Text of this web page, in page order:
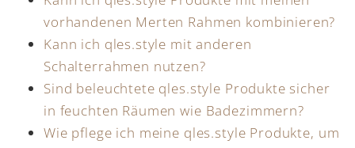
vorhandenen Merten Rahmen kombinieren?
Kann ich qles.style mit anderen
Schalterrahmen nutzen?
Sind beleuchtete qles.style Produkte sicher
in feuchten Räumen wie Badezimmern?
Wie pflege ich meine qles.style Produkte, um